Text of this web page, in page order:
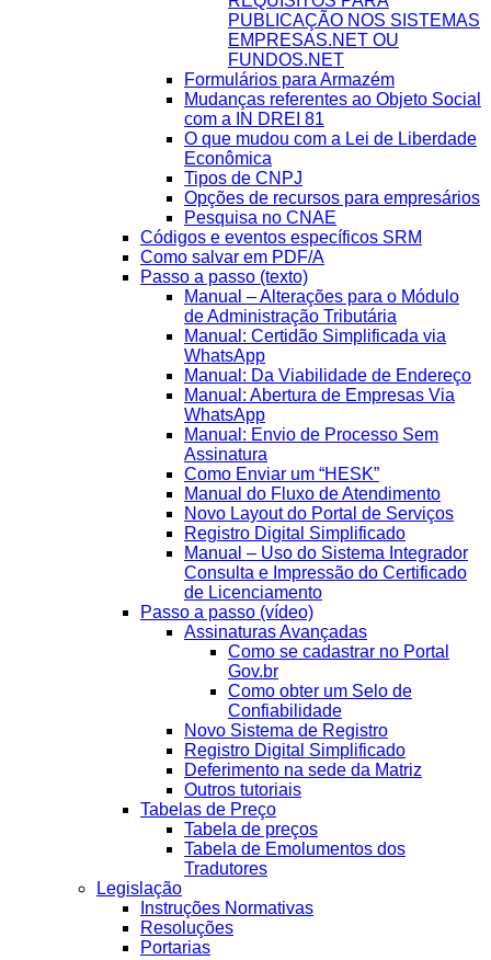
PUBLICAÇÃO NOS SISTEMAS
EMPRESAS.NET OU
FUNDOS.NET
Formulários para Armazém
Mudanças referentes ao Objeto Social
com a IN DREI 81
O que mudou com a Lei de Liberdade
Econômica
Tipos de CNPJ
Opções de recursos para empresários
Pesquisa no CNAE
Códigos e eventos específicos SRM
Como salvar em PDF/A
Passo a passo (texto)
Manual – Alterações para o Módulo
de Administração Tributária
Manual: Certidão Simplificada via
WhatsApp
Manual: Da Viabilidade de Endereço
Manual: Abertura de Empresas Via
WhatsApp
Manual: Envio de Processo Sem
Assinatura
Como Enviar um “HESK”
Manual do Fluxo de Atendimento
Novo Layout do Portal de Serviços
Registro Digital Simplificado
Manual – Uso do Sistema Integrador
Consulta e Impressão do Certificado
de Licenciamento
Passo a passo (vídeo)
Assinaturas Avançadas
Como se cadastrar no Portal
Gov.br
Como obter um Selo de
Confiabilidade
Novo Sistema de Registro
Registro Digital Simplificado
Deferimento na sede da Matriz
Outros tutoriais
Tabelas de Preço
Tabela de preços
Tabela de Emolumentos dos
Tradutores
Legislação
Instruções Normativas
Resoluções
Portarias